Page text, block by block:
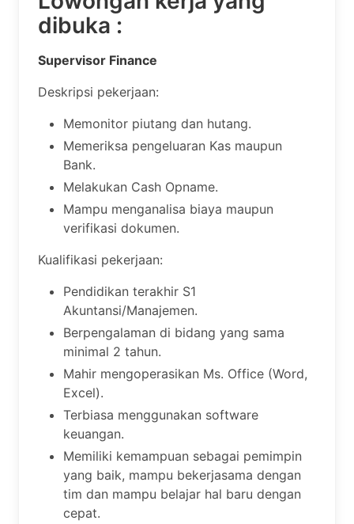
dibuka :
Supervisor Finance
Deskripsi pekerjaan:
Memonitor piutang dan hutang.
Memeriksa pengeluaran Kas maupun
Bank.
Melakukan Cash Opname.
Mampu menganalisa biaya maupun
verifikasi dokumen.
Kualifikasi pekerjaan:
Pendidikan terakhir S1
Akuntansi/Manajemen.
Berpengalaman di bidang yang sama
minimal 2 tahun.
Mahir mengoperasikan Ms. Office (Word,
Excel).
Terbiasa menggunakan software
keuangan.
Memiliki kemampuan sebagai pemimpin
yang baik, mampu bekerjasama dengan
tim dan mampu belajar hal baru dengan
cepat.